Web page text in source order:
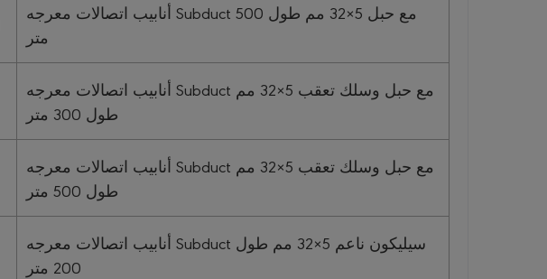
أنابيب اتصالات معرجه Subduct مع حبل 5×32 مم طول 500
متر
أنابيب اتصالات معرجه Subduct مع حبل وسلك تعقب 5×32 مم
طول 300 متر
أنابيب اتصالات معرجه Subduct مع حبل وسلك تعقب 5×32 مم
طول 500 متر
أنابيب اتصالات معرجه Subduct سيليكون ناعم 5×32 مم طول
200 متر